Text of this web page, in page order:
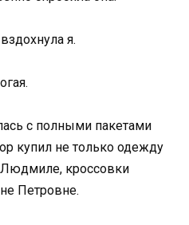
я.
с полными пакетами
купил не только одежду
кроссовки
Петровне.